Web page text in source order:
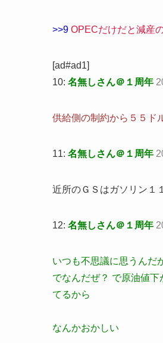
>>9 OPECだけだと減産
[ad#ad1]
10: 名無しさん＠１周年
供給側の制約から５５ド
11: 名無しさん＠１周年
近所のＧＳはガソリン１
12: 名無しさん＠１周年
いつも不思議に思うんだ
でなんだぜ？ で原油値
てるから
なんかおかしい